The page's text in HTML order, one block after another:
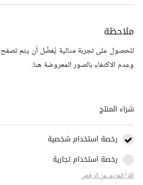
ملاحظة
للحصول على تجربة مثالية يُفضَّل أن يتم تصفح
وعدم الاكتفاء بالصور المعروضة هنا.
شراء المنتج
رخصة استخدام شخصية
رخصة استخدام تجارية
اقراً المزيد عن الرخص